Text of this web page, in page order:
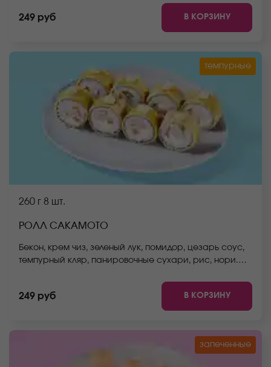
Они не входят в стоимость заказа. *Внешний вид
блюда может отличаться от фото на сайте.
249 руб В КОРЗИНУ
темпурные
260 г 8 шт.
РОЛЛ САКАМОТО
Бекон, крем чиз, зеленый лук, помидор, цезарь соус,
темпурный кляр, панировочные сухари, рис, нори.
соус. Они не входят в стоимость заказа. *Внешний
вид блюда может отличаться от фото на сайте.
249 руб В КОРЗИНУ
запеченные